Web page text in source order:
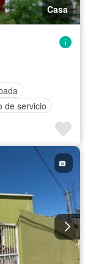
Casa
de servicio